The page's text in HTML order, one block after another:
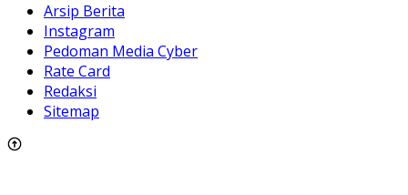
Arsip Berita
Instagram
Pedoman Media Cyber
Rate Card
Redaksi
Sitemap